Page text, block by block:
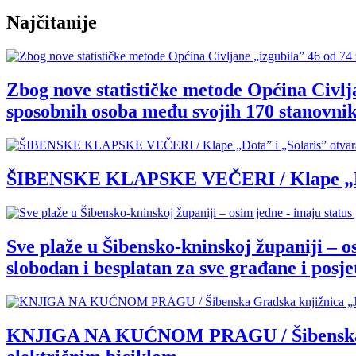
Najčitanije
Zbog nove statističke metode Općina
sposobnih osoba među svojih 170
ŠIBENSKE KLAPSKE VEČERI / Klape
Sve plaže u Šibensko-kninskoj županiji –
slobodan i besplatan za sve građane i
KNJIGA NA KUĆNOM PRAGU /